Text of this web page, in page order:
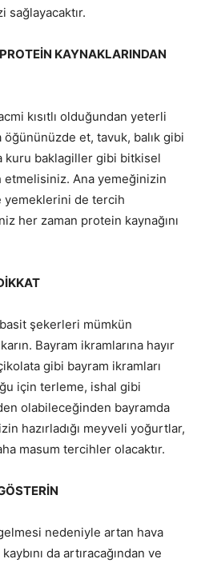
KAYNAKLARINDAN
kısıtlı olduğundan yeterli
et, tavuk, balık gibi
kuru baklagiller gibi bitkisel
etmelisiniz. Ana yemeğinizin
yemeklerini de tercih
her zaman protein kaynağını
şekerleri mümkün
Bayram ikramlarına hayır
gibi bayram ikramları
için terleme, ishal gibi
olabileceğinden bayramda
hazırladığı meyveli yoğurtlar,
masum tercihler olacaktır.
nedeniyle artan hava
da artıracağından ve